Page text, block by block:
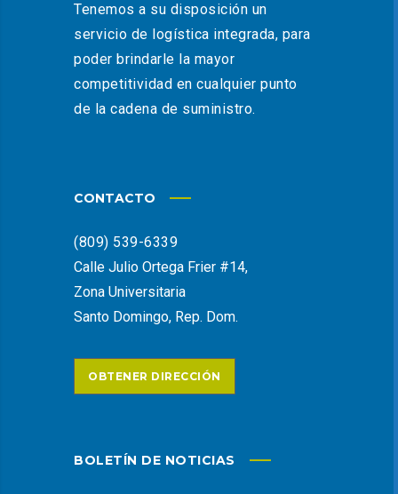
Tenemos a su disposición un
servicio de logística integrada, para
poder brindarle la mayor
competitividad en cualquier punto
de la cadena de suministro.
CONTACTO
(809) 539-6339
Calle Julio Ortega Frier #14,
Zona Universitaria
Santo Domingo, Rep. Dom.
OBTENER DIRECCIÓN
BOLETÍN DE NOTICIAS